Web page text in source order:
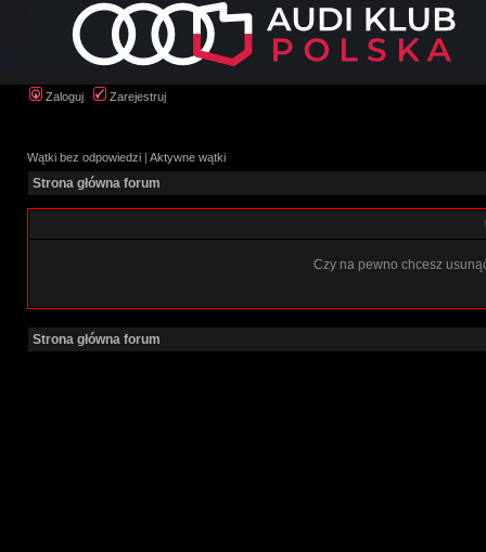
Zaloguj Zarejestruj
Wątki bez odpowiedzi | Aktywne wątki
Strona główna forum
Czy na pewno chcesz
Strona główna forum